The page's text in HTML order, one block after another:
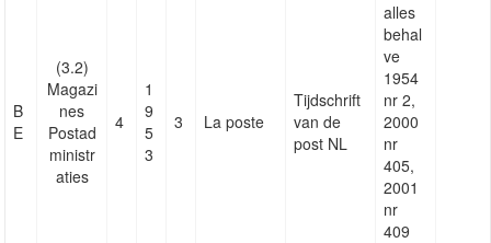
B
E
(3.2)
Magazi
nes
Postad
ministr
aties
4
1
9
5
3
3 La poste
Tijdschrift
van de
post NL
alles
behal
ve
1954
nr 2,
2000
nr
405,
2001
nr
409